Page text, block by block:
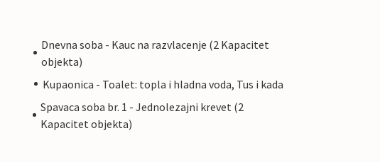
Dnevna soba - Kauc na razvlacenje (2 Kapacitet
objekta)
Kupaonica - Toalet: topla i hladna voda, Tus i kada
Spavaca soba br. 1 - Jednolezajni krevet (2
Kapacitet objekta)